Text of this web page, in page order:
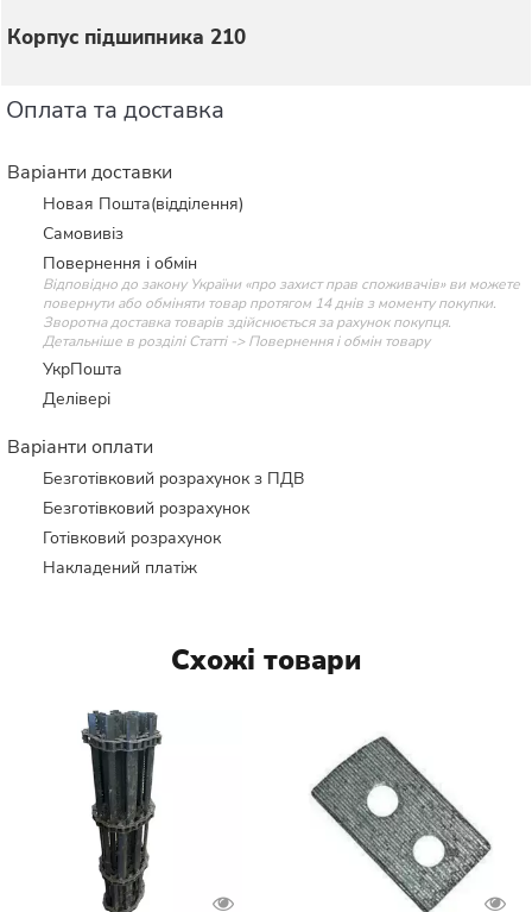
Корпус підшипника 210
Оплата та доставка
Варіанти доставки
Новая Пошта(відділення)
Самовивіз
Повернення і обмін
Відповідно до закону України «про захист прав споживачів» ви можете
повернути або обміняти товар протягом 14 днів з моменту покупки.
Зворотна доставка товарів здійснюється за рахунок покупця.
Детальніше в розділі Статті -> Повернення і обмін товару
УкрПошта
Делівері
Варіанти оплати
Безготівковий розрахунок з ПДВ
Безготівковий розрахунок
Готівковий розрахунок
Накладений платіж
Схожі товари